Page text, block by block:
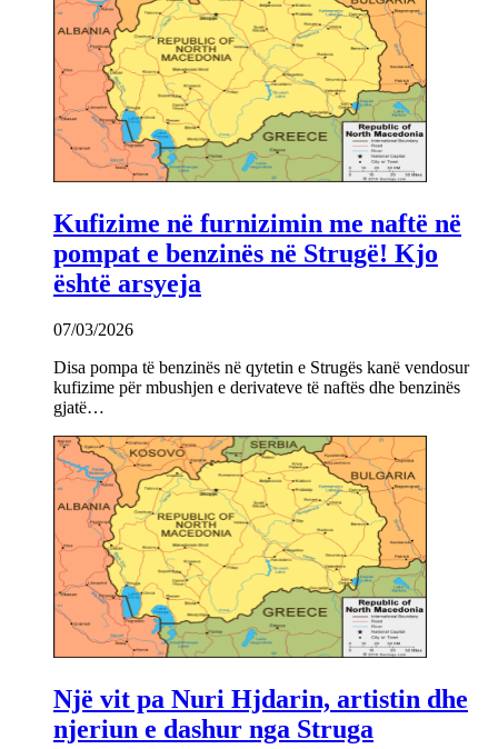
Kufizime në furnizimin me naftë në
pompat e benzinës në Strugë! Kjo
është arsyeja
07/03/2026
Disa pompa të benzinës në qytetin e Strugës kanë vendosur
kufizime për mbushjen e derivateve të naftës dhe benzinës
gjatë…
Një vit pa Nuri Hjdarin, artistin dhe
njeriun e dashur nga Struga